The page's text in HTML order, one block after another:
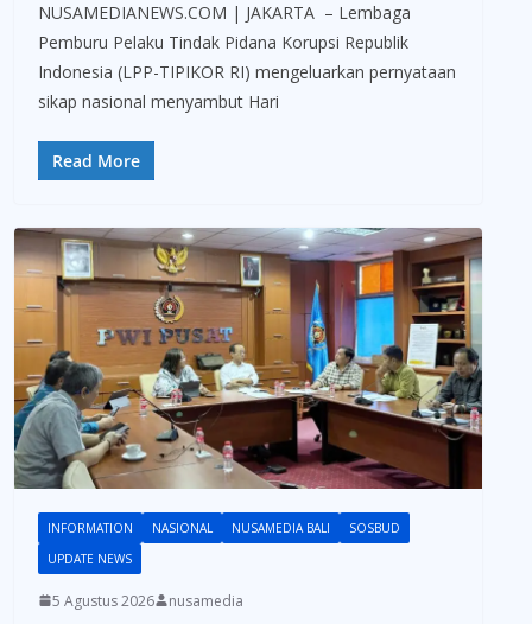
NUSAMEDIANEWS.COM | JAKARTA – Lembaga
Pemburu Pelaku Tindak Pidana Korupsi Republik
Indonesia (LPP-TIPIKOR RI) mengeluarkan pernyataan
sikap nasional menyambut Hari
Read More
INFORMATION NASIONAL NUSAMEDIA BALI
SOSBUD
UPDATE NEWS
5 Agustus 2026 nusamedia